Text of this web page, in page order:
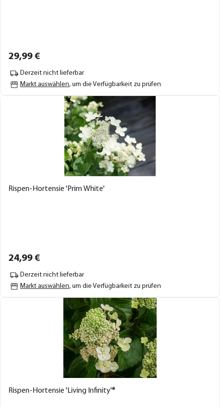
29,99 €
Derzeit nicht lieferbar
Markt auswählen, um die Verfügbarkeit zu prüfen
Rispen-Hortensie 'Prim White'
24,99 €
Derzeit nicht lieferbar
Markt auswählen, um die Verfügbarkeit zu prüfen
Rispen-Hortensie 'Living Infinity'®